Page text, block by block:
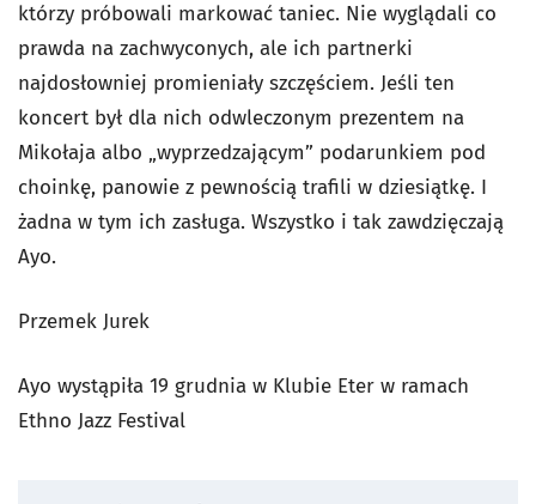
którzy próbowali markować taniec. Nie wyglądali co
prawda na zachwyconych, ale ich partnerki
najdosłowniej promieniały szczęściem. Jeśli ten
koncert był dla nich odwleczonym prezentem na
Mikołaja albo „wyprzedzającym” podarunkiem pod
choinkę, panowie z pewnością trafili w dziesiątkę. I
żadna w tym ich zasługa. Wszystko i tak zawdzięczają
Ayo.
Przemek Jurek
Ayo wystąpiła 19 grudnia w Klubie Eter w ramach
Ethno Jazz Festival